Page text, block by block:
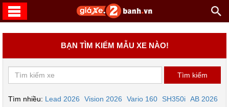
BẠN TÌM KIẾM MẪU XE NÀO!
Tìm nhiều: Lead 2026 Vision 2026 Vario 160 SH350i AB 2026